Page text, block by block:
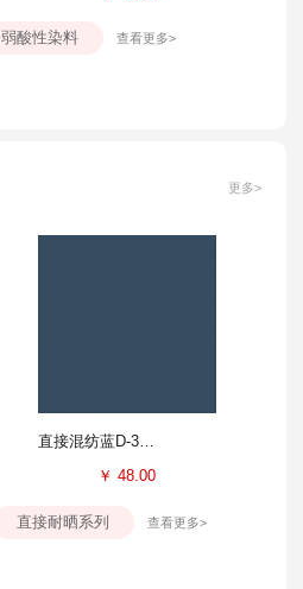
弱酸性染料 查看更多>
更多>
直接混纺蓝D-3GL
￥ 48.00
直接耐晒系列 查看更多>